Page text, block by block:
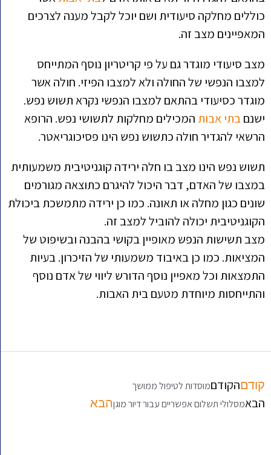
כוללים מחלקה סיעודית ושם יוכל לקבל מענה לצרכים
המאפיינים מצב זה.
מצב סיעודי מוגדר גם על פי קריטריון נוסף המתייחס
למצבו הנפשי של החולה ולא למצבו הפיזי. חולה אשר
מוגדר כסיעודי בהתאם למצבו הנפשי נקרא תשוש נפש.
ישנםבתי אבות המכילים מחלקות לתשושי נפש. הרופא
הרשאי להגדיר חולה כתשוש נפש הינו פסיכוגריאטר.
תשוש נפש הינו מצב בו חלה ירידה קוגניטיבית משמעותית
במצבו של האדם, דבר היכול להיגרם כתוצאה מגורמים
שונים כגון מחלה או תאונה. כמו כן ירידה מתמשכת ביכולת
הקוגניטיבית יכולה להוביל למצב זה.
מצב תשישות הנפש מאופיין בקושי בהבנה ובשיפוט של
המציאות. כמו כן באיבוד משמעותי של הזיכרון. בעיות
התמצאות וכל מאפיין נוסף הדורש ליווי של אדם נוסף
והתייחסות מיוחדת מטעם בית האבות.
קודםהקודםמוסדות לטיפול ממושך
הבאמסלולי תשלום אפשריים עבור דיור מוגןהבא